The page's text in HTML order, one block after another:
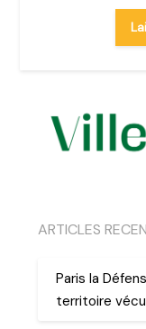
ARTICLES
Paris la
territoire